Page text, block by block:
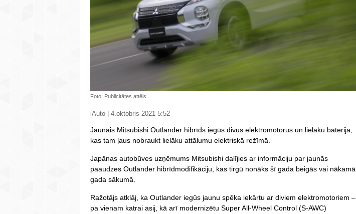
Foto: Publicitātes attēls
iAuto | 4.oktobris 2021 5:52
Jaunais Mitsubishi Outlander hibrīds iegūs divus elektromotorus un lielāku baterija,
kas tam ļaus nobraukt lielāku attālumu elektriskā režīmā.
Japānas autobūves uzņēmums Mitsubishi dalījies ar informāciju par jaunās
paaudzes Outlander hibrīdmodifikāciju, kas tirgū nonāks šī gada beigās vai nākamā
gada sākumā.
Ražotājs atklāj, ka Outlander iegūs jaunu spēka iekārtu ar diviem elektromotoriem –
pa vienam katrai asij, kā arī modernizētu Super All-Wheel Control (S-AWC)